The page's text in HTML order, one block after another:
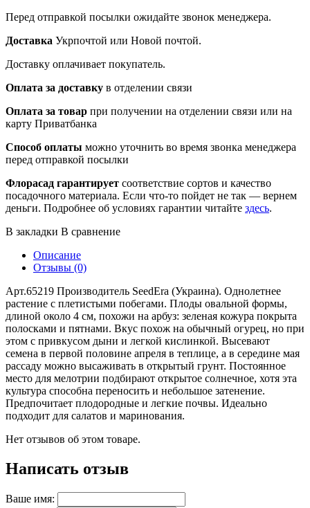
Перед отправкой посылки ожидайте звонок менеджера.
Доставка Укрпочтой или Новой почтой.
Доставку оплачивает покупатель.
Оплата за доставку в отделении связи
Оплата за товар при получении на отделении связи или на
карту Приватбанка
Способ оплаты можно уточнить во время звонка менеджера
перед отправкой посылки
Флорасад гарантирует соответствие сортов и качество
посадочного материала. Если что-то пойдет не так — вернем
деньги. Подробнее об условиях гарантии читайте здесь.
В закладки В сравнение
Описание
Отзывы (0)
Арт.65219 Производитель SeedEra (Украина). Однолетнее
растение с плетистыми побегами. Плоды овальной формы,
длиной около 4 см, похожи на арбуз: зеленая кожура покрыта
полосками и пятнами. Вкус похож на обычный огурец, но при
этом с привкусом дыни и легкой кислинкой. Высевают
семена в первой половине апреля в теплице, а в середине мая
рассаду можно высаживать в открытый грунт. Постоянное
место для мелотрии подбирают открытое солнечное, хотя эта
культура способна переносить и небольшое затенение.
Предпочитает плодородные и легкие почвы. Идеально
подходит для салатов и маринования.
Нет отзывов об этом товаре.
Написать отзыв
Ваше имя: